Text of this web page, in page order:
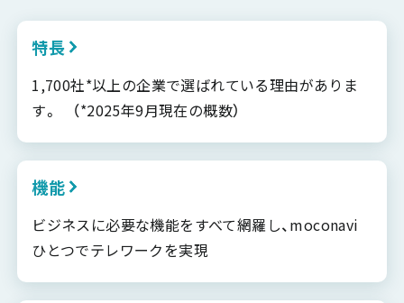
特長
1,700社*以上の企業で選ばれている理由がありま
す。 （*2025年9月現在の概数）
機能
ビジネスに必要な機能をすべて網羅し、moconavi
ひとつでテレワークを実現